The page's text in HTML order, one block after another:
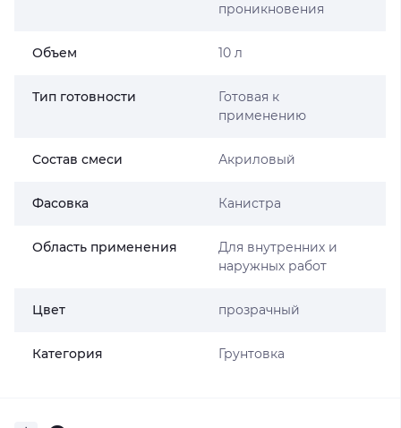
проникновения
Объем 10 л
Тип готовности
Готовая к
применению
Состав смеси Акриловый
Фасовка Канистра
Область применения
Для внутренних и
наружных работ
Цвет прозрачный
Категория Грунтовка